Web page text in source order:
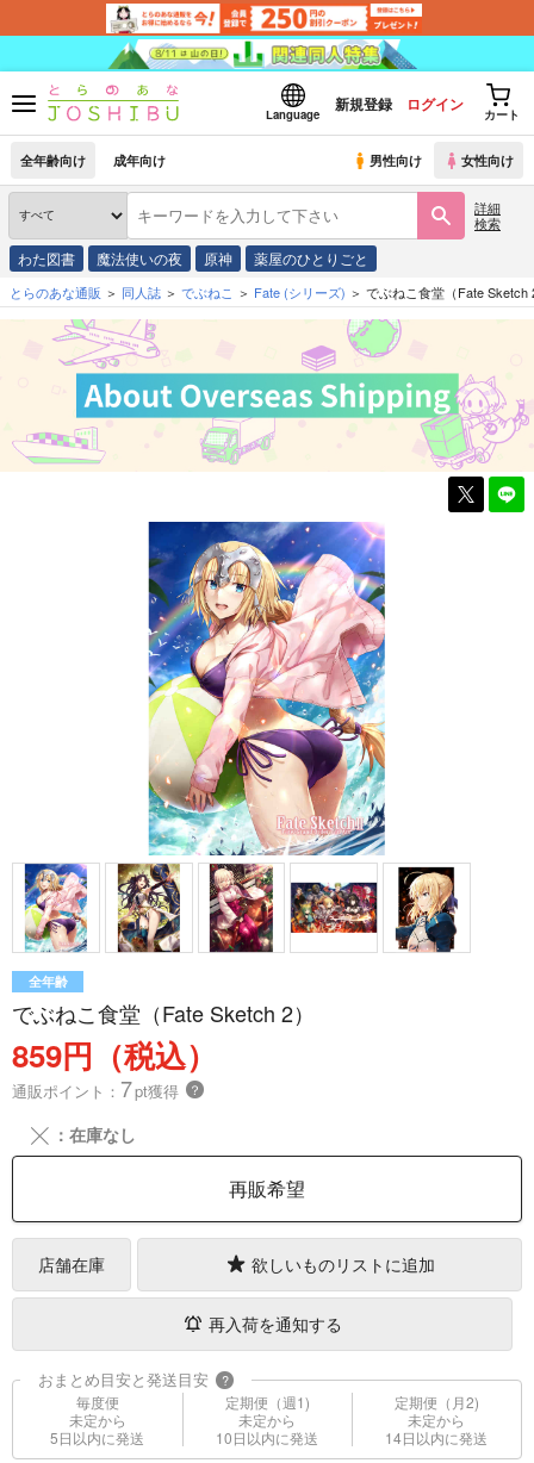
Language
新規登録 ログイン
カート
全年齢向け 成年向け 男性向け 女性向け
詳細
検索
わた図書 魔法使いの夜 原神 薬屋のひとりごと
とらのあな通販 同人誌 でぶねこ Fate (シリーズ) でぶねこ食堂（Fate Sketch
全年齢
でぶねこ食堂（Fate Sketch 2）
859円（税込）
通販ポイント： 7pt獲得 ？
╳ ：在庫なし
再販希望
店舗在庫 欲しいものリストに追加
再入荷を通知する
おまとめ目安と発送目安 ?
毎度便
未定から
5日以内に発送
定期便（週1)
未定から
10日以内に発送
定期便（月2)
未定から
14日以内に発送